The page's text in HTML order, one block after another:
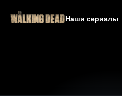
Наши сериалы